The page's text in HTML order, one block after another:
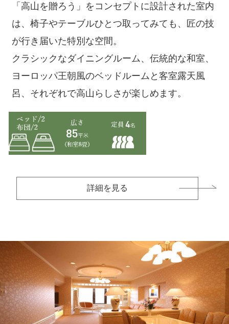
「高山を贈ろう」をコンセプトに設計された室内
は、椅子やテーブルひとつ取ってみても、匠の技
が行き届いた特別な空間。
クラシックなダイニングルーム、伝統的な和室、
ヨーロッパ王朝風のベッドルームと客室露天風
呂、それぞれで高山らしさが楽しめます。
詳細を見る